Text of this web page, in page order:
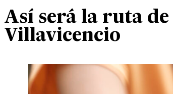
Así será la ruta de
Villavicencio